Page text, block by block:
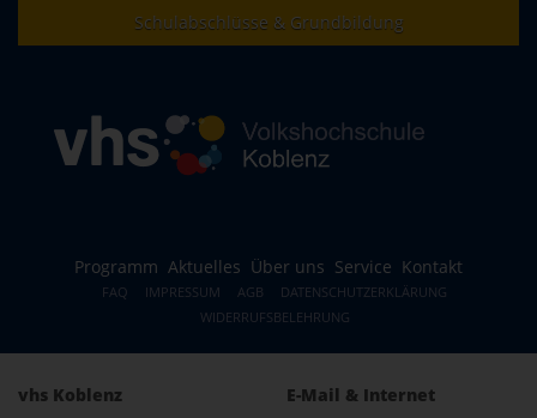
Schulabschlüsse & Grundbildung
Programm Aktuelles Über uns Service Kontakt
FAQ IMPRESSUM AGB
DATENSCHUTZERKLÄRUNG
WIDERRUFSBELEHRUNG
vhs Koblenz
E-Mail & Internet